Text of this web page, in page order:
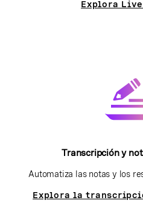
Explora
Transcripción y
Automatiza las notas y los
Explora la